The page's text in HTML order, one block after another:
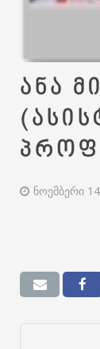
ანა
ნოემბერი